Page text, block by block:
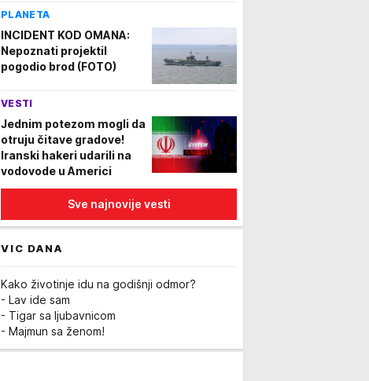
PLANETA
INCIDENT KOD OMANA:
Nepoznati projektil
pogodio brod (FOTO)
VESTI
Jednim potezom mogli da
otruju čitave gradove!
Iranski hakeri udarili na
vodovode u Americi
Sve najnovije vesti
VIC DANA
Kako životinje idu na godišnji odmor?
- Lav ide sam
- Tigar sa ljubavnicom
- Majmun sa ženom!